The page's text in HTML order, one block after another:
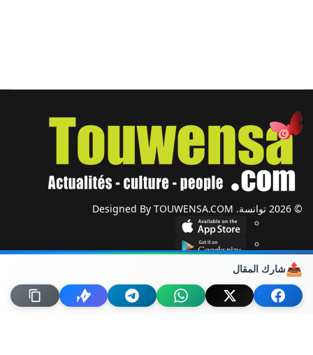
📤شارك المقال
© 2026 توانسة. Designed By TOUWENSA.COM
شؤون دولية أحزاب وجمعيات
حول توانسة